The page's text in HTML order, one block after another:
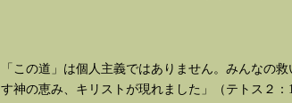
「この道」は個人主義ではありません。みんなの
す神の恵み、キリストが現れました」（テトス２：